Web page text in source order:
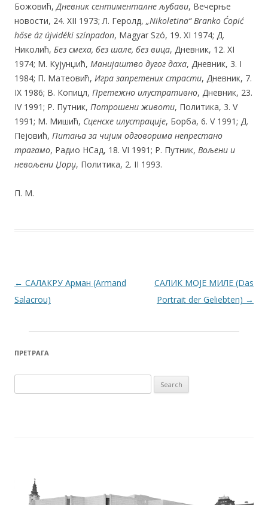
Божовић,Дневник сентименталне љубави, Вечерње
новости, 24. XII 1973; Л. Геролд, „Nikoletina“ Branko Ćopić
hőse áz újvidéki színpadon, Magyar Szó, 19. XI 1974; Д.
Николић, Без смеха, без шале, без вица, Дневник, 12. XI
1974; М. Кујунџић, Манијаштво дугог даха, Дневник, 3. I
1984; П. Матеовић, Игра запретених страсти, Дневник, 7.
IX 1986; В. Копицл, Претежно илустративно, Дневник, 23.
IV 1991; Р. Путник, Потрошени животи, Политика, 3. V
1991; М. Мишић, Сценске илустрације, Борба, 6. V 1991; Д.
Пејовић, Питања за чијим одговорима непрестано
трагамо, Радио НСад, 18. VI 1991; Р. Путник, Вољени и
невољени Џорџ, Политика, 2. II 1993.
П. М.
Post navigation
← САЛАКРУ Арман (Armand
Salacrou)
САЛИК МОЈЕ МИЛЕ (Das
Portrait der Geliebten) →
ПРЕТРАГА